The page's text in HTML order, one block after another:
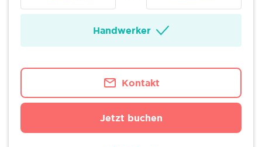
Handwerker
Kontakt
Jetzt buchen